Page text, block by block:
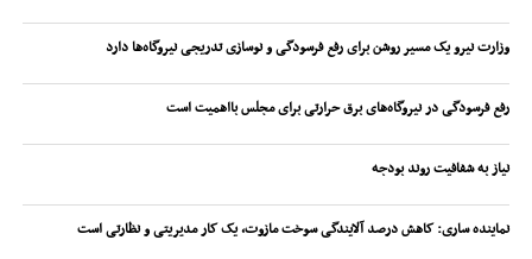
وزارت نیرو یک مسیر روشن برای رفع فرسودگی و نوسازی تدریجی نیروگاه‌ها دارد
رفع فرسودگی در نیروگاه‌های برق حرارتی برای مجلس بااهمیت است
نیاز به شفافیت روند بودجه
نماینده ساری: کاهش درصد آلایندگی سوخت مازوت، یک کار مدیریتی و نظارتی است